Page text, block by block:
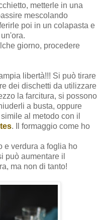
metterle in una
mescolando
poi in un colapasta e
giorno, procedere
libertà!!! Si può tirare
dei dischetti da utilizzare
la farcitura, si possono
a busta, oppure
al metodo con il
. Il formaggio come ho
e verdura a foglia ho
può aumentare il
ma non di tanto!